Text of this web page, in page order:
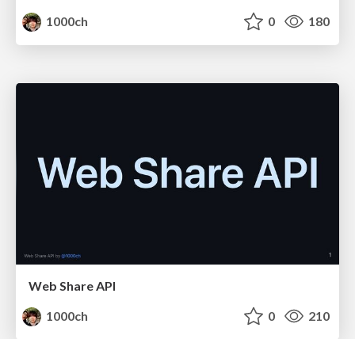
1000ch
0 180
Web Share API
1000ch
0 210